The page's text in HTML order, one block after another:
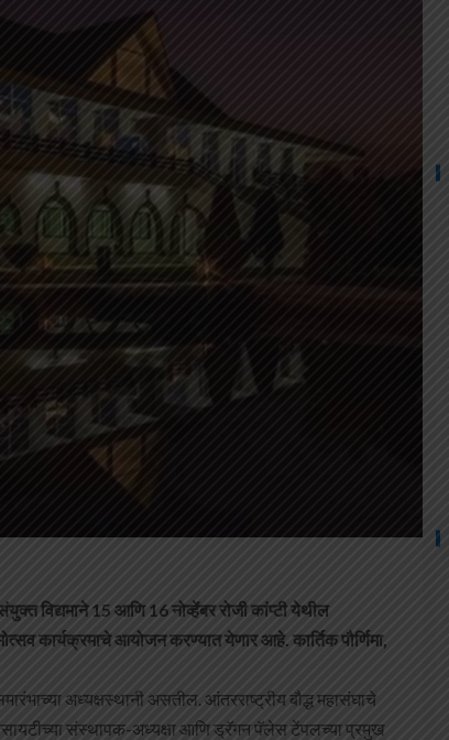
विद्यमाने 15 आणि 16 नोव्हेंबर रोजी कांप्टी येथील
कार्यक्रमाचे आयोजन करण्यात येणार आहे. कार्तिक पौर्णिमा,
अध्यक्षस्थानी असतील. आंतरराष्ट्रीय बौद्ध महासंघाचे
संस्थापक-अध्यक्षा आणि ड्रॅगन पॅलेस टेंपलच्या प्रमुख